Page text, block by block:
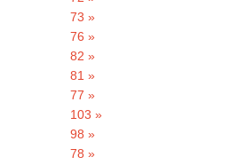
73 »
76 »
82 »
81 »
77 »
103 »
98 »
78 »